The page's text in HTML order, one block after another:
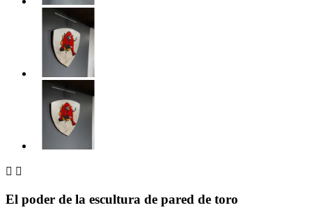
 
El poder de la escultura de pared de toro